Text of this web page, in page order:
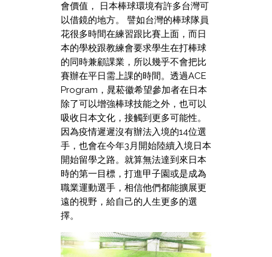
會價值， 日本棒球環境有許多台灣可
以借鏡的地方。 譬如台灣的棒球隊員
花很多時間在練習跟比賽上面，而日
本的學校跟教練會要求學生在打棒球
的同時兼顧課業，所以幾乎不會把比
賽辦在平日需上課的時間。透過ACE
Program，晁菘徽希望參加者在日本
除了可以增強棒球技能之外，也可以
吸收日本文化，接觸到更多可能性。
因為疫情遲遲沒有辦法入境的14位選
手，也會在今年3月開始陸續入境日本
開始留學之路。就算無法達到來日本
時的第一目標，打進甲子園或是成為
職業運動選手，相信他們都能擴展更
遠的視野，給自己的人生更多的選
擇。